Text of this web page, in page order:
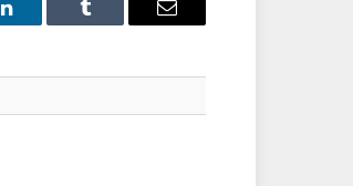
LinkedIn Tumblr Email